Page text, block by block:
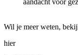
aandacht voor
Wil je meer weten,
hier